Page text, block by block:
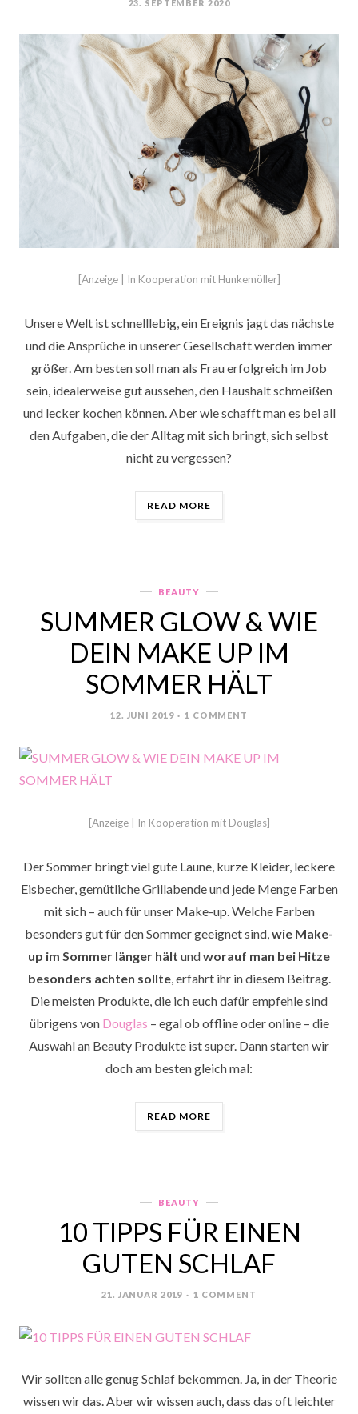
POSTED
23. SEPTEMBER 2020
[Anzeige | In Kooperation mit Hunkemöller]
Unsere Welt ist schnelllebig, ein Ereignis jagt das nächste
und die Ansprüche in unserer Gesellschaft werden immer
größer. Am besten soll man als Frau erfolgreich im Job
sein, idealerweise gut aussehen, den Haushalt schmeißen
und lecker kochen können. Aber wie schafft man es bei all
den Aufgaben, die der Alltag mit sich bringt, sich selbst
nicht zu vergessen?
READ MORE
TIPPS
TIME
Categories
BEAUTY
SUMMER GLOW & WIE
DEIN MAKE UP IM
SOMMER HÄLT
POSTED
12. JUNI 2019 1 COMMENT
[Anzeige | In Kooperation mit Douglas]
Der Sommer bringt viel gute Laune, kurze Kleider, leckere
Eisbecher, gemütliche Grillabende und jede Menge Farben
mit sich – auch für unser Make-up. Welche Farben
besonders gut für den Sommer geeignet sind, wie Make-
up im Sommer länger hält undworauf man bei Hitze
besonders achten sollte, erfahrt ihr in diesem Beitrag.
Die meisten Produkte, die ich euch dafür empfehle sind
übrigens von Douglas – egal ob offline oder online – die
Auswahl an Beauty Produkte ist super. Dann starten wir
doch am besten gleich mal:
READ MORE
GLOW
MAKE
IM
HÄLT“
Categories
BEAUTY
10 TIPPS FÜR EINEN
GUTEN SCHLAF
POSTED
21. JANUAR 2019 1 COMMENT
Wir sollten alle genug Schlaf bekommen. Ja, in der Theorie
wissen wir das. Aber wir wissen auch, dass das oft leichter